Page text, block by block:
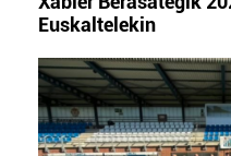
Euskaltelekin